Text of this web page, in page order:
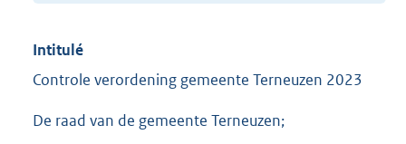
Intitulé
Controle verordening gemeente Terneuzen 2023
De raad van de gemeente Terneuzen;